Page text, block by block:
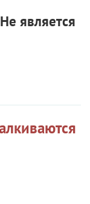
является